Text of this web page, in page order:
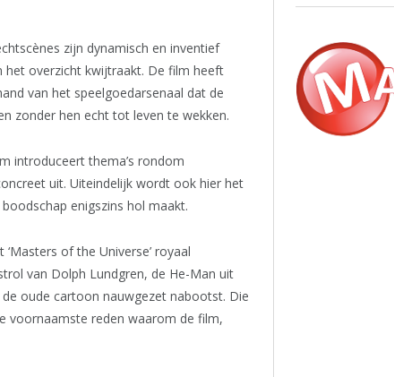
zijn dynamisch en inventief
het overzicht kwijtraakt. De film heeft
van het speelgoedarsenaal dat de
zonder hen echt tot leven te wekken.
introduceert thema’s rondom
uit. Uiteindelijk wordt ook hier het
enigszins hol maakt.
of the Universe’ royaal
van Dolph Lundgren, de He-Man uit
oude cartoon nauwgezet nabootst. Die
voornaamste reden waarom de film,